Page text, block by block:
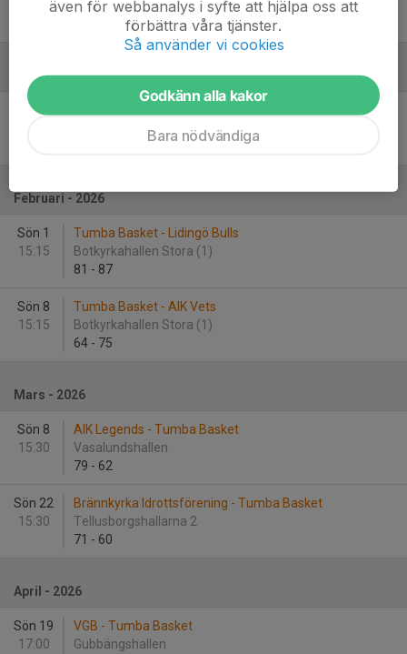
Broängens Sporthall
Januari - 2026
Lör 17
Broängens Sporthall
Februari - 2026
Sön 1
15:15
Tumba Basket - Lidingö Bulls
Botkyrkahallen Stora (1)
81 - 87
Sön 8
15:15
Tumba Basket - AIK Vets
Botkyrkahallen Stora (1)
64 - 75
Mars - 2026
Sön 8
15:30
AIK Legends - Tumba Basket
Vasalundshallen
79 - 62
Sön 22
15:30
Brännkyrka Idrottsförening - Tumba Basket
Tellusborgshallarna 2
71 - 60
April - 2026
Sön 19
17:00
VGB - Tumba Basket
Gubbängshallen
även för webbanalys i syfte att hjälpa oss att
förbättra våra tjänster.
Så använder vi cookies
Godkänn alla kakor
Bara nödvändiga